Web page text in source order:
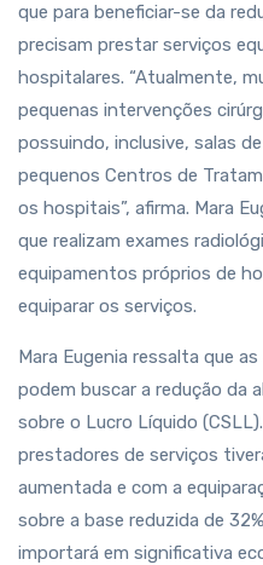
que para beneficiar-se da
precisam prestar serviços
hospitalares. “Atualmente,
pequenas intervenções
possuindo, inclusive, salas
pequenos Centros de
os hospitais”, afirma. Mara
que realizam exames
equipamentos próprios de
equiparar os serviços.
Mara Eugenia ressalta que
podem buscar a redução da
sobre o Lucro Líquido
prestadores de serviços
aumentada e com a
sobre a base reduzida de
importará em significativa